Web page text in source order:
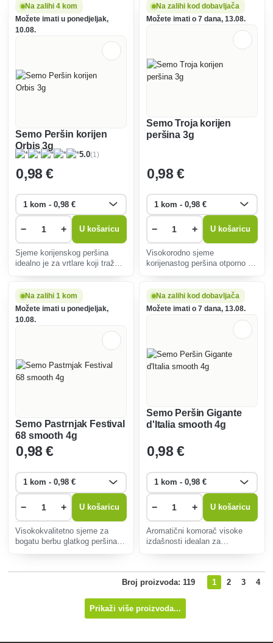
skladištenje i univerzalnu
upotrebu u kuhinji. Otporan na
bolesti, lak za uzgoj.
vitaminima i mineralima.
Na zalihi 4 kom
Možete imati u ponedjeljak,
10.08.
Semo Peršin korijen
Orbis 3g
5.0(1)
0,98 €
− + U košaricu
Sjeme korijenskog peršina
idealno je za vrtlare koji traže
otporna na hladnoću, bogata
vitaminima.
Na zalihi kod dobavljača
Možete imati o 7 dana, 13.08.
Semo Troja korijen
peršina 3g
0,98 €
− + U košaricu
Visokorodno sjeme
korijenastog peršina otporno na
Jednostavan uzgoj pogodan i
za početnike.
Na zalihi 1 kom
Možete imati u ponedjeljak,
10.08.
Semo Pastrnjak Festival
68 smooth 4g
0,98 €
− + U košaricu
Visokokvalitetno sjeme za
bogatu berbu glatkog peršina
Jednostavan uzgoj u vrtu iu
Na zalihi kod dobavljača
Možete imati o 7 dana, 13.08.
Semo Peršin Gigante
d'Italia smooth 4g
0,98 €
− + U košaricu
Aromatični komorač visoke
izdašnosti idealan za
podržava zdravlje. Lako se
uzgaja u gredici ili posudi.
Broj proizvoda: 119 1 2 3 4
Prikaži više proizvoda...